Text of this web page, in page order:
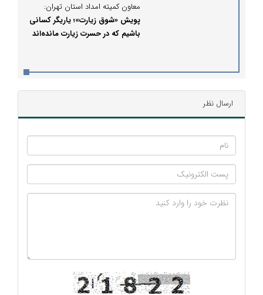
معاون کمیته امداد استان تهران:
پویش «شوق زیارت»؛ یاریگر کسانی
باشیم که در حسرت زیارت مانده‌اند
ارسال نظر